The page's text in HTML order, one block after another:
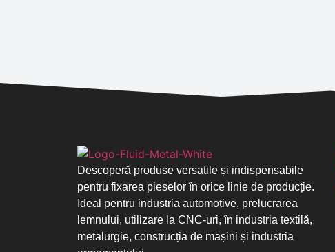
Descoperă produse versatile și indispensabile
pentru fixarea pieselor în orice linie de producție.
Ideal pentru industria automotive, prelucrarea
lemnului, utilizare la CNC-uri, în industria textilă,
metalurgie, construcția de mașini și industria